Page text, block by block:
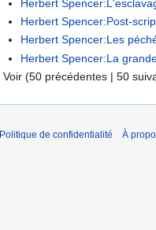
Herbert
Herbert Spencer:Post-
Herbert Spencer:Les
Herbert Spencer:La
Voir (50 précédentes | 50
Politique de confidentialité À